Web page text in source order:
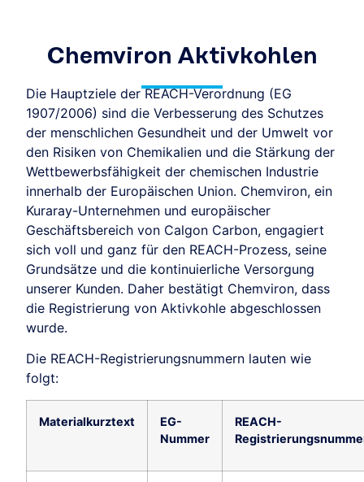
Chemviron Aktivkohlen
Die Hauptziele der REACH-Verordnung (EG
1907/2006) sind die Verbesserung des Schutzes
der menschlichen Gesundheit und der Umwelt vor
den Risiken von Chemikalien und die Stärkung der
Wettbewerbsfähigkeit der chemischen Industrie
innerhalb der Europäischen Union. Chemviron, ein
Kuraray-Unternehmen und europäischer
Geschäftsbereich von Calgon Carbon, engagiert
sich voll und ganz für den REACH-Prozess, seine
Grundsätze und die kontinuierliche Versorgung
unserer Kunden. Daher bestätigt Chemviron, dass
die Registrierung von Aktivkohle abgeschlossen
wurde.
Die REACH-Registrierungsnummern lauten wie
folgt:
Materialkurztext
EG-
Nummer
REACH-